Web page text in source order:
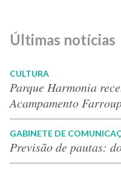
Últimas notícias
CULTURA
Parque Harmonia
Acampamento
GABINETE DE
Previsão de pautas: